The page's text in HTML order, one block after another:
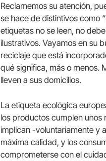
Reclamemos su atención,
se hace de distintivos como
etiquetas no se leen, no
ilustrativos. Vayamos en su
reciclaje que está
qué significa, más o menos.
lleven a sus domicilios.
La etiqueta ecológica
los productos cumplen unos
implican -voluntariamente y
máxima calidad, y los
comprometerse con el